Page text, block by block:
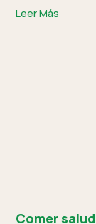
Leer Más
Comer